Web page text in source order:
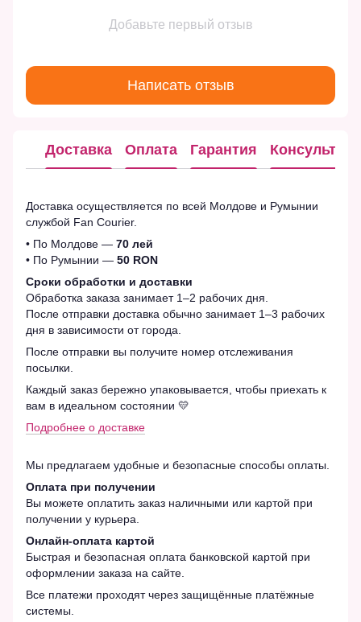
Добавьте первый отзыв
Написать отзыв
Доставка Оплата Гарантия
Доставка осуществляется по всей Молдове и Румынии
службой Fan Courier.
• По Молдове — 70 лей
• По Румынии — 50 RON
Сроки обработки и доставки
Обработка заказа занимает 1–2 рабочих дня.
После отправки доставка обычно занимает 1–3 рабочих
дня в зависимости от города.
После отправки вы получите номер отслеживания
посылки.
Каждый заказ бережно упаковывается, чтобы приехать к
вам в идеальном состоянии 💛
Подробнее о доставке
Мы предлагаем удобные и безопасные способы оплаты.
Оплата при получении
Вы можете оплатить заказ наличными или картой при
получении у курьера.
Онлайн-оплата картой
Быстрая и безопасная оплата банковской картой при
оформлении заказа на сайте.
Все платежи проходят через защищённые платёжные
системы.